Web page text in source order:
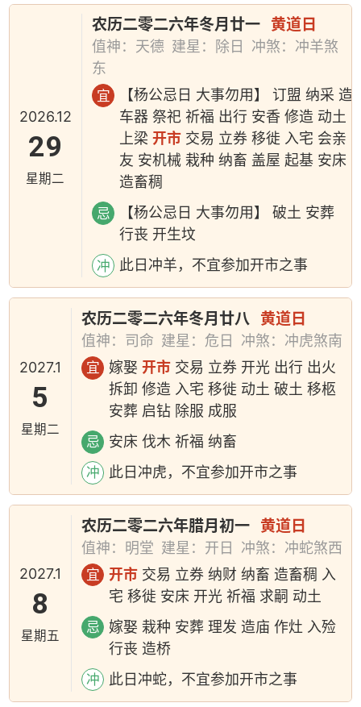
2026.12
29
星期二
农历二零二六年冬月廿一 黄道日
值神：天德 建星：除日
冲煞：冲羊煞
东
宜
【杨公忌日 大事勿用】 订盟 纳采 造
车器 祭祀 祈福 出行 安香 修造 动土
上梁开市 交易 立券 移徙 入宅 会亲
友 安机械 栽种 纳畜 盖屋 起基 安床
造畜稠
忌
【杨公忌日 大事勿用】 破土 安葬
行丧 开生坟
冲 此日冲羊，不宜参加开市之事
2027.1
5
星期二
农历二零二六年冬月廿八 黄道日
值神：司命 建星：危日 冲煞：冲虎煞南
宜 嫁娶开市 交易 立券 开光 出行 出火
拆卸 修造 入宅 移徙 动土 破土 移柩
安葬 启钻 除服 成服
忌 安床 伐木 祈福 纳畜
冲 此日冲虎，不宜参加开市之事
2027.1
8
星期五
农历二零二六年腊月初一 黄道日
值神：明堂 建星：开日 冲煞：冲蛇煞西
宜 开市 交易 立券 纳财 纳畜 造畜稠 入
宅 移徙 安床 开光 祈福 求嗣 动土
忌
嫁娶 栽种 安葬 理发 造庙 作灶 入殓
行丧 造桥
冲 此日冲蛇，不宜参加开市之事